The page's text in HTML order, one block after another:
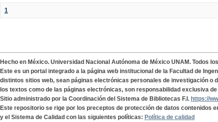
1
Hecho en México. Universidad Nacional Autónoma de México UNAM. Todos
Este es un portal integrado a la página web institucional de la Facultad de
distintos sitios web, sean páginas electrónicas personales de investigación o
los textos como de las páginas electrónicas, son responsabilidad exclusiva
Sitio administrado por la Coordinación del Sistema de Bibliotecas F.I. https://
Este repositorio se rige por los preceptos de protección de datos contenidos
y el Sistema de Calidad con las siguientes políticas: Política de calidad